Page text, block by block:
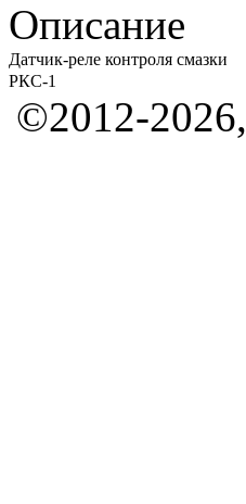
Описание
Датчик-реле контроля смазки
РКС-1
©2012-2026,